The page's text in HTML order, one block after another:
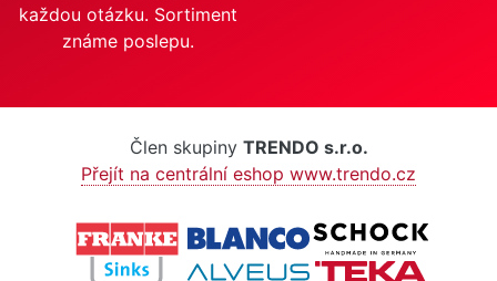
každou otázku. Sortiment
známe poslepu.
Člen skupiny TRENDO s.r.o.
Přejít na centrální eshop www.trendo.cz